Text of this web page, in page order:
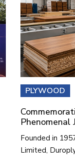
PLYWOOD
Phenomenal
Founded in
Limited,